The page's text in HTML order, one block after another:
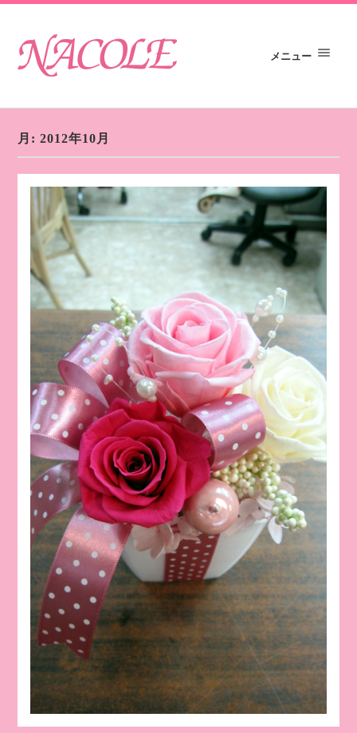
メニュー
月:2012年10月